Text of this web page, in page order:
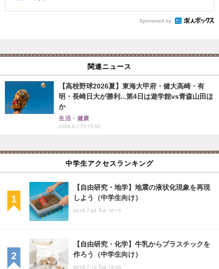
Sponsored by
関連ニュース
【高校野球2026夏】東海大甲府・健大高崎・有
明・長崎日大が勝利...第4日は遊学館vs青森山田ほ
か
生活・健康
2026.8.7 Fri 15:52
中学生アクセスランキング
【自由研究・地学】地震の液状化現象を再現
しよう（中学生向け）
2018.7.24 Tue 10:15
【自由研究・化学】牛乳からプラスチックを
作ろう（中学生向け）
2018.7.10 Tue 15:00